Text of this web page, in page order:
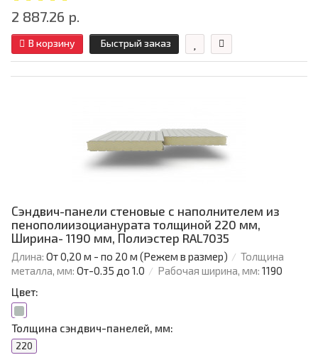
2 887.26 р.
В корзину Быстрый заказ
Сэндвич-панели стеновые с наполнителем из
пенополиизоцианурата толщиной 220 мм,
Ширина- 1190 мм, Полиэстер RAL7035
Длина: От 0,20 м - по 20 м (Режем в размер)
Толщина
металла, мм: От-0.35 до 1.0 Рабочая ширина, мм: 1190
Цвет:
Толщина сэндвич-панелей, мм:
220